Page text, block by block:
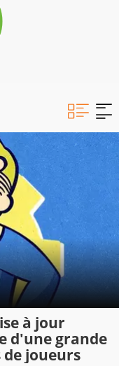
à jour
d'une grande
joueurs